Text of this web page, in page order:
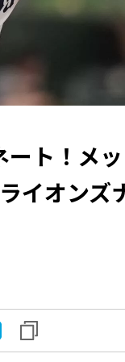
ト！メ
イオンズ